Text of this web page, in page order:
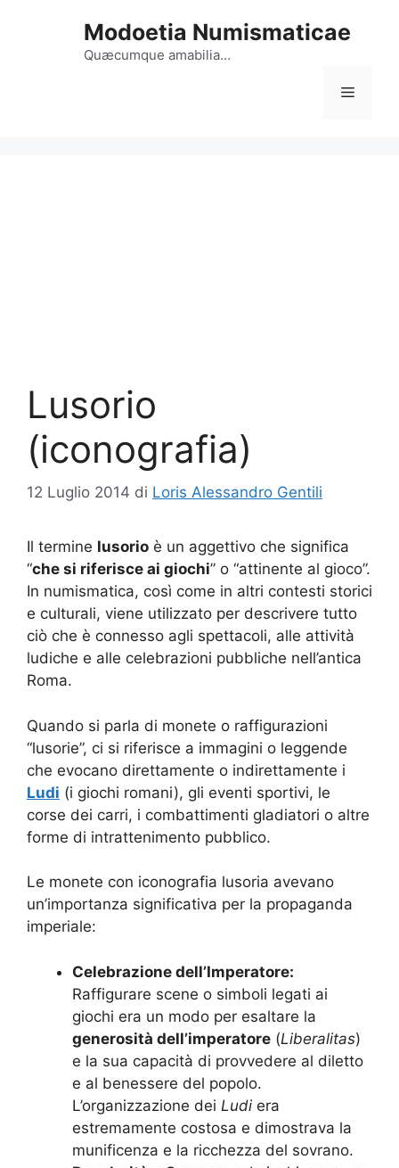
Modoetia Numismaticae
Quæcumque amabilia…
Menu
Lusorio
(iconografia)
12 Luglio 2014 di Loris Alessandro Gentili
Il termine lusorio è un aggettivo che significa
“che si riferisce ai giochi” o “attinente al gioco”.
In numismatica, così come in altri contesti storici
e culturali, viene utilizzato per descrivere tutto
ciò che è connesso agli spettacoli, alle attività
ludiche e alle celebrazioni pubbliche nell’antica
Roma.
Quando si parla di monete o raffigurazioni
“lusorie”, ci si riferisce a immagini o leggende
che evocano direttamente o indirettamente i
Ludi (i giochi romani), gli eventi sportivi, le
corse dei carri, i combattimenti gladiatori o altre
forme di intrattenimento pubblico.
Le monete con iconografia lusoria avevano
un’importanza significativa per la propaganda
imperiale:
Celebrazione dell’Imperatore:
Raffigurare scene o simboli legati ai
giochi era un modo per esaltare la
generosità dell’imperatore (Liberalitas)
e la sua capacità di provvedere al diletto
e al benessere del popolo.
L’organizzazione dei Ludi era
estremamente costosa e dimostrava la
munificenza e la ricchezza del sovrano.